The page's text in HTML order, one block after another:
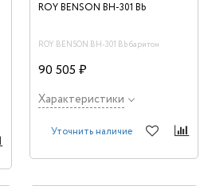
ROY BENSON BH-301 Bb
ROY BENSON BH-301 Bb баритон
90 505 ₽
Характеристики
Уточнить наличие